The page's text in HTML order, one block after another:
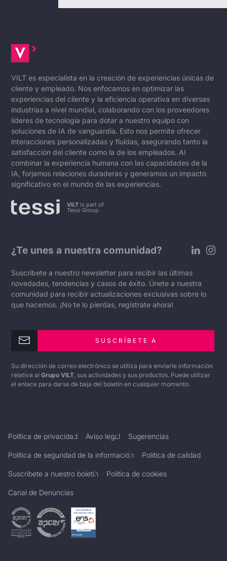
VILT es especialista en la creación de experiencias únicas de
cliente y empleado. Nos enfocamos en optimizar las
experiencias del cliente y la eficiencia operativa en diversas
industrias a nivel mundial, colaborando con los proveedores
líderes de tecnología para dotar a nuestro equipo con
soluciones de IA de vanguardia. Esto nos permite ofrecer
interacciones personalizadas y fluidas, asegurando tanto la
satisfacción del cliente como la de los empleados. Al
combinar la experiencia humana con las capacidades de la
IA, forjamos relaciones duraderas y generamos un impacto
significativo en el mundo de las experiencias.
VILT is part of
Tessi Group
¿Te unes a nuestra comunidad?
Suscríbete a nuestro newsletter para recibir las últimas
novedades, tendencias y casos de éxito. Únete a nuestra
comunidad para recibir actualizaciones exclusivas sobre lo
que hacemos. ¡No te lo pierdas, regístrate ahora!
SUSCRÍBETE A
Su dirección de correo electrónico se utiliza para enviarle información
relativa al Grupo VILT , sus actividades y sus productos. Puede utilizar
el enlace para darse de baja del boletín en cualquier momento.
Política de privacidad Aviso legal Sugerencias
Política de seguridad de la información Política de calidad
Suscríbete a nuestro boletín Política de cookies
Canal de Denuncias